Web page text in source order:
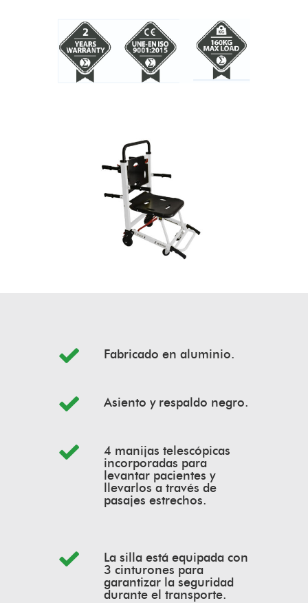
Fabricado en aluminio.
Asiento y respaldo negro.
4 manijas telescópicas
incorporadas para
levantar pacientes y
llevarlos a través de
pasajes estrechos.
La silla está equipada con
3 cinturones para
garantizar la seguridad
durante el transporte.